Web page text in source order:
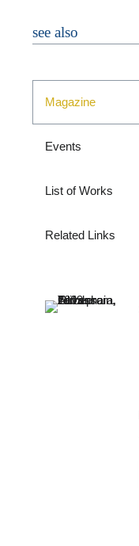
see also
Magazine
Events
List of Works
Related Links